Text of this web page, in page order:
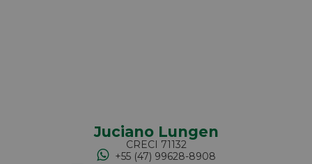
Juciano Lungen
CRECI 71132
+55 (47) 99628-8908